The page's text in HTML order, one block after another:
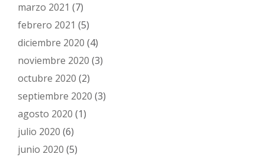
marzo 2021 (7)
febrero 2021 (5)
diciembre 2020 (4)
noviembre 2020 (3)
octubre 2020 (2)
septiembre 2020 (3)
agosto 2020 (1)
julio 2020 (6)
junio 2020 (5)